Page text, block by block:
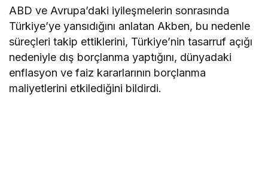
ABD ve Avrupa’daki iyileşmelerin sonrasında
Türkiye’ye yansıdığını anlatan Akben, bu nedenle
süreçleri takip ettiklerini, Türkiye’nin tasarruf açığı
nedeniyle dış borçlanma yaptığını, dünyadaki
enflasyon ve faiz kararlarının borçlanma
maliyetlerini etkilediğini bildirdi.